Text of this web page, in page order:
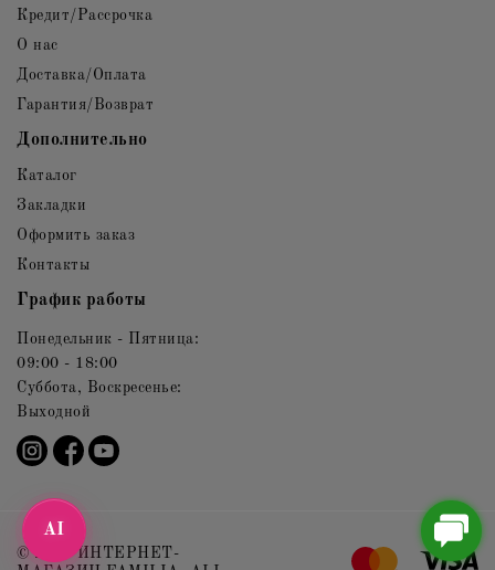
Кредит/Рассрочка
О нас
Доставка/Оплата
Гарантия/Возврат
Дополнительно
Каталог
Закладки
Оформить заказ
Контакты
График работы
Понедельник - Пятница:
09:00 - 18:00
Суббота, Воскресенье:
Выходной
© 2021 ИНТЕРНЕТ-
AI